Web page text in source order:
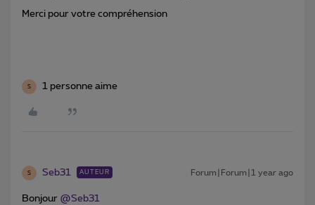
Merci pour votre compréhension
S 1 personne aime
S Seb31 AUTEUR Forum|Forum|1 year ago
Bonjour ​ @Seb31